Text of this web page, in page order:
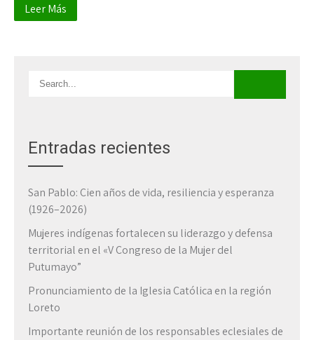
Leer Más
Entradas recientes
San Pablo: Cien años de vida, resiliencia y esperanza
(1926–2026)
Mujeres indígenas fortalecen su liderazgo y defensa
territorial en el «V Congreso de la Mujer del
Putumayo”
Pronunciamiento de la Iglesia Católica en la región
Loreto
Importante reunión de los responsables eclesiales de